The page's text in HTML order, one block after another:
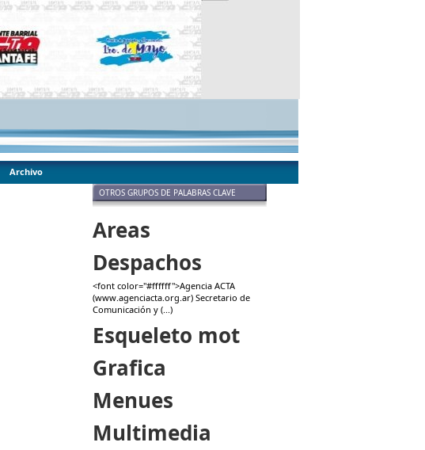
Archivo
OTROS GRUPOS DE PALABRAS CLAVE
Areas
Despachos
<font color="#ffffff">Agencia ACTA
(www.agenciacta.org.ar) Secretario de
Comunicación y (...)
Esqueleto mot
Grafica
Menues
Multimedia